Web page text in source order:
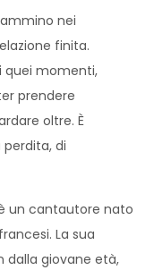
nei
finita.
quei momenti,
prendere
oltre. È
di
un cantautore nato
La sua
dalla giovane età,